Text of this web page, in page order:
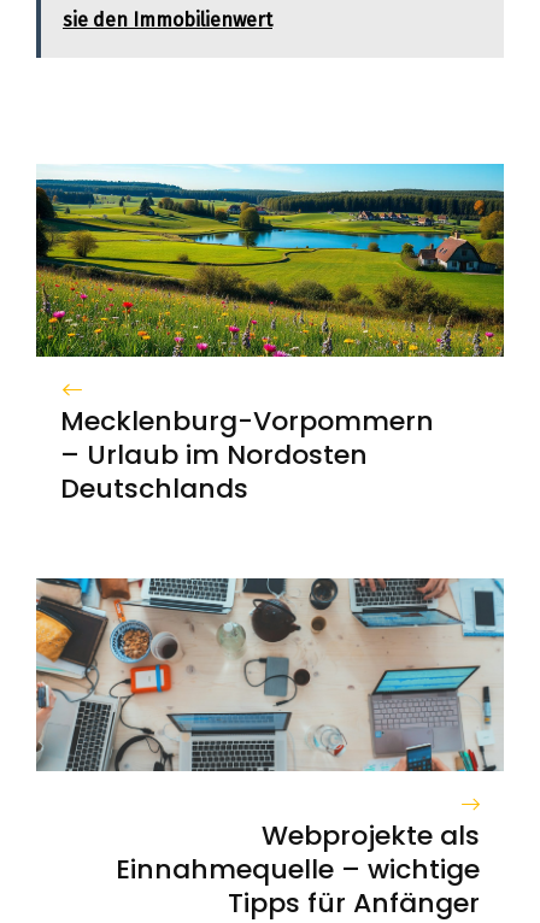
sie den Immobilienwert
Mecklenburg-Vorpommern
– Urlaub im Nordosten
Deutschlands
Webprojekte als
Einnahmequelle – wichtige
Tipps für Anfänger